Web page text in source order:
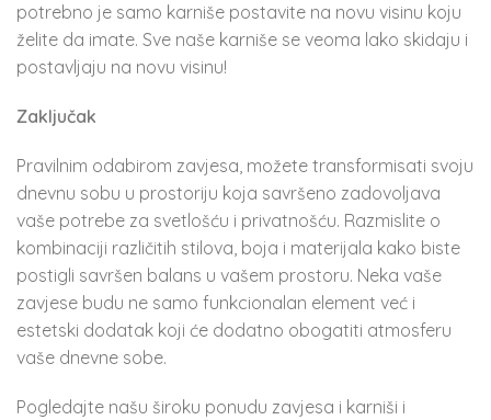
potrebno je samo karniše postavite na novu visinu koju
želite da imate. Sve naše karniše se veoma lako skidaju i
postavljaju na novu visinu!
Zaključak
Pravilnim odabirom zavjesa, možete transformisati svoju
dnevnu sobu u prostoriju koja savršeno zadovoljava
vaše potrebe za svetlošću i privatnošću. Razmislite o
kombinaciji različitih stilova, boja i materijala kako biste
postigli savršen balans u vašem prostoru. Neka vaše
zavjese budu ne samo funkcionalan element već i
estetski dodatak koji će dodatno obogatiti atmosferu
vaše dnevne sobe.
Pogledajte našu široku ponudu zavjesa i karniši i